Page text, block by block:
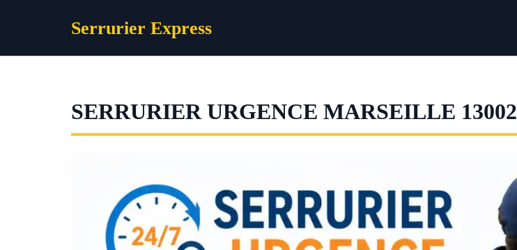
Serrurier Express
SERRURIER URGENCE MARSEILLE 13002